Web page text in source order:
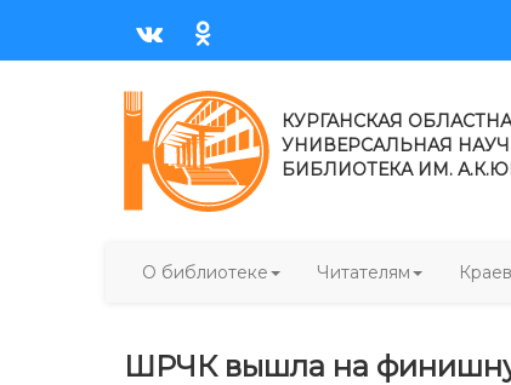
КУРГАНСКАЯ
УНИВЕРСАЛЬНАЯ
БИБЛИОТЕКА ИМ.
О библиотеке Читателям
ШРЧК вышла на